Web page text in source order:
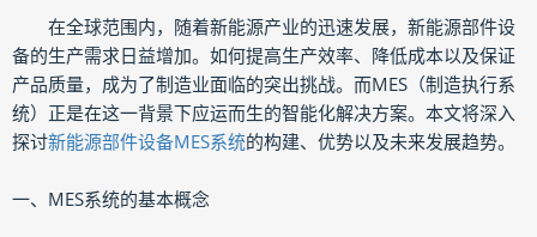
在全球范围内，随着新能源产业的迅速发展，新能源部件设
备的生产需求日益增加。如何提高生产效率、降低成本以及保证
产品质量，成为了制造业面临的突出挑战。而MES（制造执行系
统）正是在这一背景下应运而生的智能化解决方案。本文将深入
探讨新能源部件设备MES系统的构建、优势以及未来发展趋势。
一、MES系统的基本概念